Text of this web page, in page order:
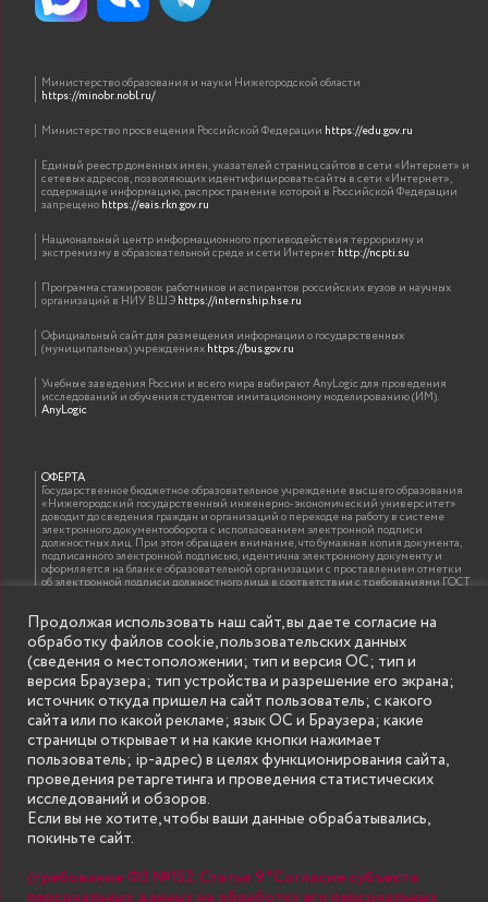
Министерство образования и науки Нижегородской области
https://minobr.nobl.ru/
Министерство просвещения Российской Федерации https://edu.gov.ru
Единый реестр доменных имен, указателей страниц сайтов в сети «Интернет» и
сетевых адресов, позволяющих идентифицировать сайты в сети «Интернет»,
содержащие информацию, распространение которой в Российской Федерации
запрещеноhttps://eais.rkn.gov.ru
Национальный центр информационного противодействия терроризму и
экстремизму в образовательной среде и сети Интернетhttp://ncpti.su
Программа стажировок работников и аспирантов российских вузов и научных
организаций в НИУ ВШЭhttps://internship.hse.ru
Официальный сайт для размещения информации о государственных
(муниципальных) учрежденияхhttps://bus.gov.ru
Учебные заведения России и всего мира выбирают AnyLogic для проведения
исследований и обучения студентов имитационному моделированию (ИМ).
AnyLogic
ОФЕРТА
Государственное бюджетное образовательное учреждение высшего образования
«Нижегородский государственный инженерно-экономический университет»
доводит до сведения граждан и организаций о переходе на работу в системе
электронного документооборота с использованием электронной подписи
должностных лиц. При этом обращаем внимание, что бумажная копия документа,
подписанного электронной подписью, идентична электронному документу и
оформляется на бланке образовательной организации с проставлением отметки
об электронной подписи должностного лица в соответствии с требованиями ГОСТ
ИНФОРМАЦИЯ ДЛЯ ПРАВООБЛАДАТЕЛЕЙ
Все права на аудио и видео материалы, представленные на нашем сайте
принадлежат их законным владельцам и предназначены только для ознакомления.
Наличие материалов на сайте никаким образом не претендует на обозначение
нашего авторского права на данные материалы. Авторы не несут ответственности
за возможные последствия использования их в целях, запрещенных Уголовным
Кодексом Российской Федерации. Если вы соглашаетесь с указанными
условиями, то можете приступить к просмотру материалов. Иначе вы должны
немедленно покинуть сайт. Все материалы, размещенные на сайте, взяты с
открытых (общедоступных) источников. Если Вы являетесь правообладателем
какого-либо материала, размещённого на этом сайте, и не хотели бы чтобы данная
информация распространялась без Вашего на то согласия, то мы будем рады
оказать Вам содействие, удалив соответствующие страницы. Для этого достаточно,
чтобы вы прислали нам письмо (в электронном виде) с E-mail официального
страницы сайта, которые необходимо удалить.
Продолжая использовать наш сайт, вы даете согласие на
обработку файлов cookie, пользовательских данных
(сведения о местоположении; тип и версия ОС; тип и
версия Браузера; тип устройства и разрешение его экрана;
источник откуда пришел на сайт пользователь; с какого
сайта или по какой рекламе; язык ОС и Браузера; какие
страницы открывает и на какие кнопки нажимает
пользователь; ip-адрес) в целях функционирования сайта,
проведения ретаргетинга и проведения статистических
исследований и обзоров.
Если вы не хотите, чтобы ваши данные обрабатывались,
покиньте сайт.
(требование ФЗ №152. Статья 9 "Согласие субъекта